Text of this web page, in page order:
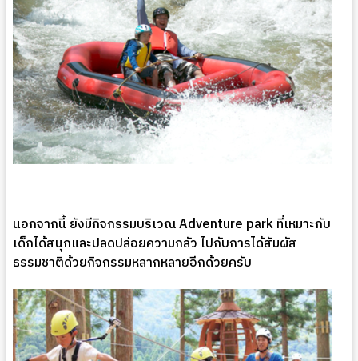
นอกจากนี้ ยังมีกิจกรรมบริเวณ Adventure park ที่เหมาะกับ
เด็กได้สนุกและปลดปล่อยความกลัว ไปกับการได้สัมผัส
ธรรมชาติด้วยกิจกรรมหลากหลายอีกด้วยครับ